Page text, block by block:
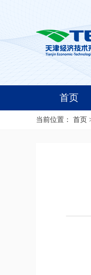
首页
当前位置： 首页